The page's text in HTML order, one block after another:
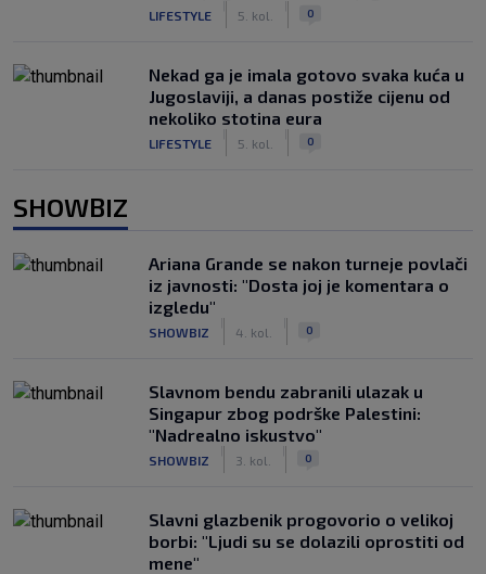
LIFESTYLE 5. kol. 0
Nekad ga je imala gotovo svaka kuća u
Jugoslaviji, a danas postiže cijenu od
nekoliko stotina eura
LIFESTYLE 5. kol. 0
SHOWBIZ
Ariana Grande se nakon turneje povlači
iz javnosti: "Dosta joj je komentara o
izgledu"
SHOWBIZ 4. kol. 0
Slavnom bendu zabranili ulazak u
Singapur zbog podrške Palestini:
"Nadrealno iskustvo"
SHOWBIZ 3. kol. 0
Slavni glazbenik progovorio o velikoj
borbi: "Ljudi su se dolazili oprostiti od
mene"